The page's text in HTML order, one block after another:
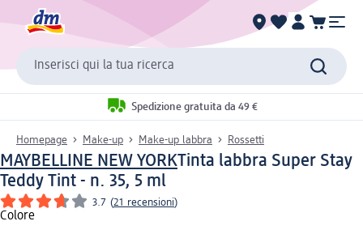
Inserisci qui la tua ricerca
Spedizione gratuita da 49 €
Homepage Make-up Make-up labbra Rossetti
MAYBELLINE NEW YORKTinta labbra Super Stay
Teddy Tint - n. 35, 5 ml
3.7 (21 recensioni)
Colore